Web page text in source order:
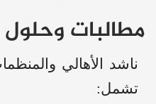
​مطالبات
​ناشد الأهالي
تشمل: